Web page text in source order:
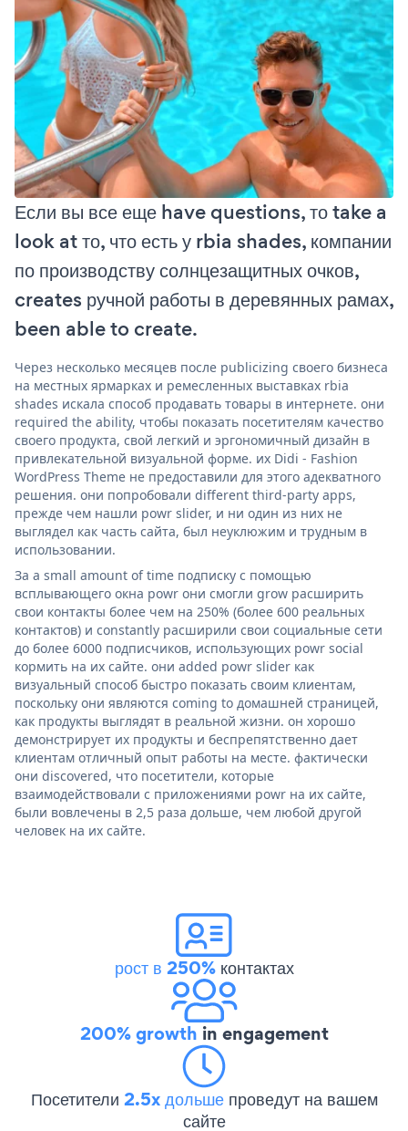
Если вы все еще have questions, то take a
look at то, что есть у rbia shades, компании
по производству солнцезащитных очков,
creates ручной работы в деревянных рамах,
been able to create.
Через несколько месяцев после publicizing своего бизнеса
на местных ярмарках и ремесленных выставках rbia
shades искала способ продавать товары в интернете. они
required the ability, чтобы показать посетителям качество
своего продукта, свой легкий и эргономичный дизайн в
привлекательной визуальной форме. их Didi - Fashion
WordPress Theme не предоставили для этого адекватного
решения. они попробовали different third-party apps,
прежде чем нашли powr slider, и ни один из них не
выглядел как часть сайта, был неуклюжим и трудным в
использовании.
За a small amount of time подписку с помощью
всплывающего окна powr они смогли grow расширить
свои контакты более чем на 250% (более 600 реальных
контактов) и constantly расширили свои социальные сети
до более 6000 подписчиков, использующих powr social
кормить на их сайте. они added powr slider как
визуальный способ быстро показать своим клиентам,
поскольку они являются coming to домашней страницей,
как продукты выглядят в реальной жизни. он хорошо
демонстрирует их продукты и беспрепятственно дает
клиентам отличный опыт работы на месте. фактически
они discovered, что посетители, которые
взаимодействовали с приложениями powr на их сайте,
были вовлечены в 2,5 раза дольше, чем любой другой
человек на их сайте.
рост в 250%контактах
200% growth in engagement
Посетители 2.5x дольше проведут на вашем
сайте